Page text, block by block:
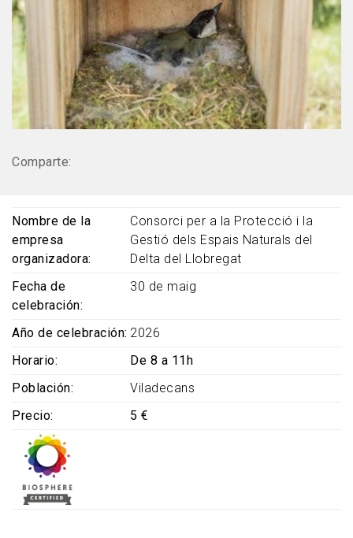
Comparte:
Nombre de la
empresa
organizadora
Consorci per a la Protecció i la
Gestió dels Espais Naturals del
Delta del Llobregat
Fecha de
celebración
30 de maig
Año de celebración 2026
Horario
De 8 a 11h
Población
Viladecans
Precio
5 €